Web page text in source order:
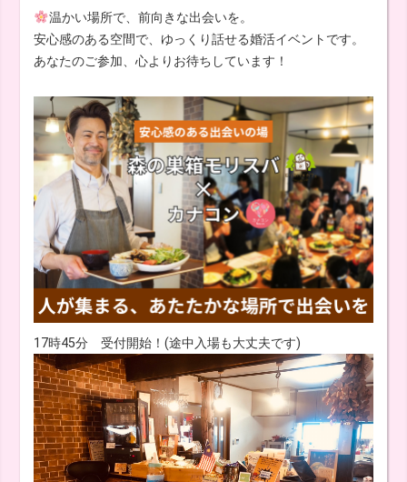
温かい場所で、前向きな出会いを。
安心感のある空間で、ゆっくり話せる婚活イベントです。
あなたのご参加、心よりお待ちしています！
17時45分 受付開始！(途中入場も大丈夫です)